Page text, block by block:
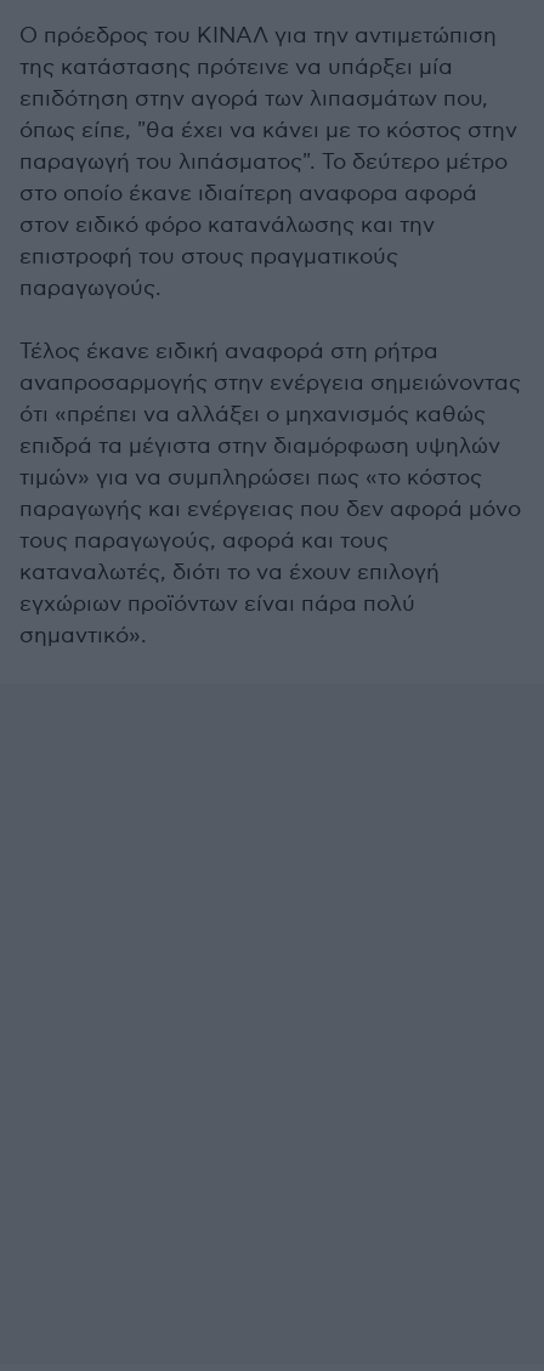
Ο πρόεδρος του ΚΙΝΑΛ για την αντιμετώπιση
της κατάστασης πρότεινε να υπάρξει μία
επιδότηση στην αγορά των λιπασμάτων που,
όπως είπε, "θα έχει να κάνει με το κόστος στην
παραγωγή του λιπάσματος". Το δεύτερο μέτρο
στο οποίο έκανε ιδιαίτερη αναφορα αφορά
στον ειδικό φόρο κατανάλωσης και την
επιστροφή του στους πραγματικούς
παραγωγούς.
Τέλος έκανε ειδική αναφορά στη ρήτρα
αναπροσαρμογής στην ενέργεια σημειώνοντας
ότι «πρέπει να αλλάξει ο μηχανισμός καθώς
επιδρά τα μέγιστα στην διαμόρφωση υψηλών
τιμών» για να συμπληρώσει πως «το κόστος
παραγωγής και ενέργειας που δεν αφορά μόνο
τους παραγωγούς, αφορά και τους
καταναλωτές, διότι το να έχουν επιλογή
εγχώριων προϊόντων είναι πάρα πολύ
σημαντικό».